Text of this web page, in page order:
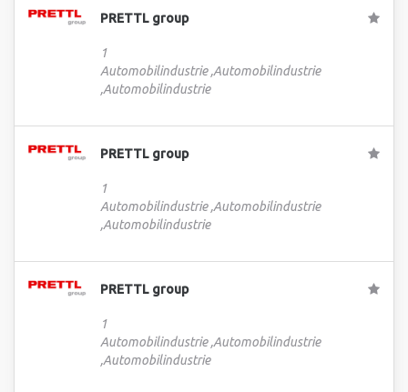
PRETTL group
1
Automobilindustrie ,Automobilindustrie
,Automobilindustrie
PRETTL group
1
Automobilindustrie ,Automobilindustrie
,Automobilindustrie
PRETTL group
1
Automobilindustrie ,Automobilindustrie
,Automobilindustrie